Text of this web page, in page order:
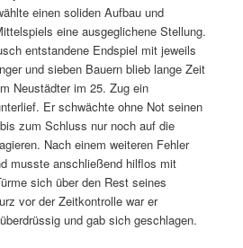
einen soliden Aufbau und
eine ausgeglichene Stellung.
entstandene Endspiel mit jeweils
und sieben Bauern blieb lange Zeit
Neustädter im 25. Zug ein
Er schwächte ohne Not seinen
zum Schluss nur noch auf die
Nach einem weiteren Fehler
musste anschließend hilflos mit
sich über den Rest seines
vor der Zeitkontrolle war er
und gab sich geschlagen.